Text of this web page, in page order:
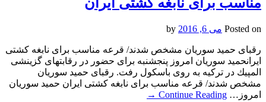
مناسب برای نابغه كشتی ايران
Posted on می 6, 2016
رقبای حميد سوريان مشخص شدند/ قرعه مناسب برای نابغه كشتی
ايرانحميد سوريان امروز پنجشنبه برای حضور در رقابتهای گزينشی
المپيك در تركيه به روی باسكول رفت. رقبای حميد سوريان
مشخص شدند/ قرعه مناسب برای نابغه كشتی ايران حميد سوريان
امروز… Continue Reading
→